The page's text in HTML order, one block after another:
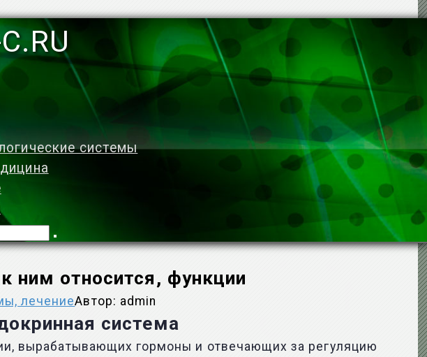
системы
ним относится, функции
лечениеАвтор: admin
система
вырабатывающих гормоны и отвечающих за регуляцию